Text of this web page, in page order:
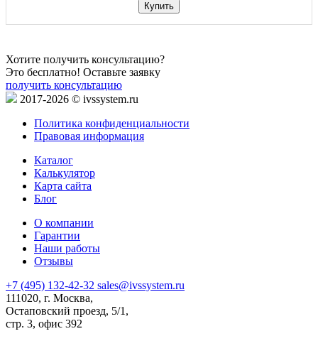
Купить
Хотите получить консультацию?
Это бесплатно! Оставьте заявку
получить консультацию
2017-2026 © ivssystem.ru
Политика конфиденциальности
Правовая информация
Каталог
Калькулятор
Карта сайта
Блог
О компании
Гарантии
Наши работы
Отзывы
+7 (495) 132-42-32 sales@ivssystem.ru
111020, г. Москва,
Остаповский проезд, 5/1,
стр. 3, офис 392